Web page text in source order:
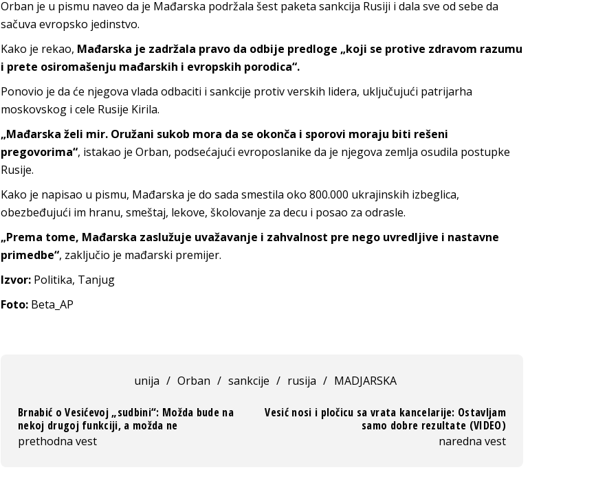
Orban je u pismu naveo da je Mađarska podržala šest paketa sankcija Rusiji i dala sve od sebe da
sačuva evropsko jedinstvo.
Kako je rekao, Mađarska je zadržala pravo da odbije predloge „koji se protive zdravom razumu
i prete osiromašenju mađarskih i evropskih porodica“.
Ponovio je da će njegova vlada odbaciti i sankcije protiv verskih lidera, uključujući patrijarha
moskovskog i cele Rusije Kirila.
„Mađarska želi mir. Oružani sukob mora da se okonča i sporovi moraju biti rešeni
pregovorima“, istakao je Orban, podsećajući evroposlanike da je njegova zemlja osudila postupke
Rusije.
Kako je napisao u pismu, Mađarska je do sada smestila oko 800.000 ukrajinskih izbeglica,
obezbeđujući im hranu, smeštaj, lekove, školovanje za decu i posao za odrasle.
„Prema tome, Mađarska zaslužuje uvažavanje i zahvalnost pre nego uvredljive i nastavne
primedbe“, zaključio je mađarski premijer.
Izvor: Politika, Tanjug
Foto: Beta_AP
unija / Orban / sankcije / rusija / MADJARSKA
Brnabić o Vesićevoj „sudbini“: Možda bude na
nekoj drugoj funkciji, a možda ne
prethodna vest
Vesić nosi i pločicu sa vrata kancelarije: Ostavljam
samo dobre rezultate (VIDEO)
naredna vest